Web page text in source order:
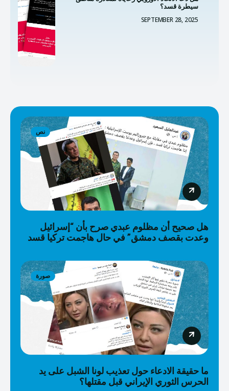
سيطرة قسد؟
SEPTEMBER 28, 2025
نص
هل صحيح أن مظلوم عبدي صرح بأن “إسرائيل
وعدت بقصف دمشق” في حال هاجمت تركيا قسد
صورة
ما حقيقة الادعاء حول تعذيب لونا الشبل على يد
الحرس الثوري الإيراني قبل مقتلها؟